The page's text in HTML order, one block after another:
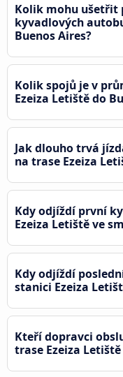
Kolik mohu ušetřit
kyvadlových
Buenos Aires?
Kolik spojů je v
Ezeiza Letiště do
Jak dlouho trvá
na trase Ezeiza
Kdy odjíždí první
Ezeiza Letiště ve
Kdy odjíždí
stanici Ezeiza
Kteří dopravci
trase Ezeiza